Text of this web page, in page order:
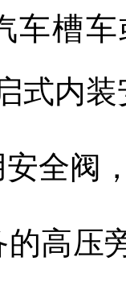
车槽
式内
全阀
高压